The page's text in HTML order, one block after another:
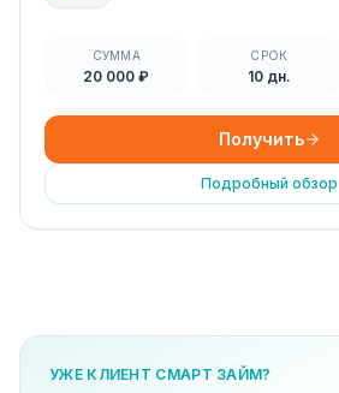
СУММА
20 000 ₽
СРОК
10 дн.
Получить
Подробный обзор
УЖЕ КЛИЕНТ СМАРТ ЗАЙМ?